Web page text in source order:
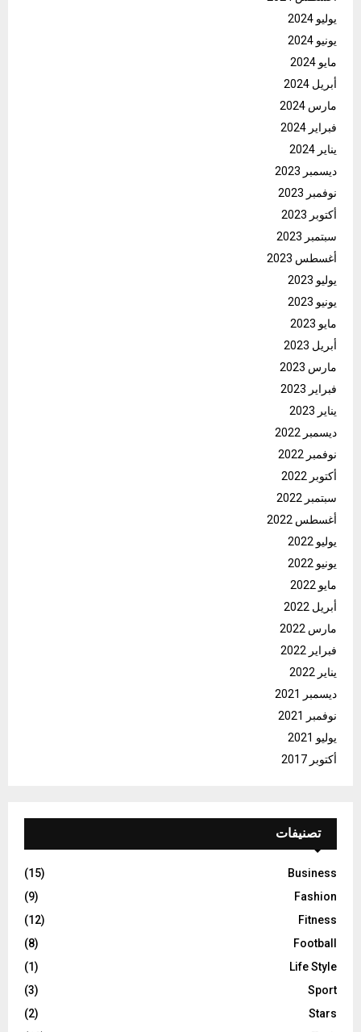
يوليو 2024
يونيو 2024
مايو 2024
أبريل 2024
مارس 2024
فبراير 2024
يناير 2024
ديسمبر 2023
نوفمبر 2023
أكتوبر 2023
سبتمبر 2023
أغسطس 2023
يوليو 2023
يونيو 2023
مايو 2023
أبريل 2023
مارس 2023
فبراير 2023
يناير 2023
ديسمبر 2022
نوفمبر 2022
أكتوبر 2022
سبتمبر 2022
أغسطس 2022
يوليو 2022
يونيو 2022
مايو 2022
أبريل 2022
مارس 2022
فبراير 2022
يناير 2022
ديسمبر 2021
نوفمبر 2021
يوليو 2021
أكتوبر 2017
تصنيفات
Business
(15)
Fashion
(9)
Fitness
(12)
Football
(8)
Life Style
(1)
Sport
(3)
Stars
(2)